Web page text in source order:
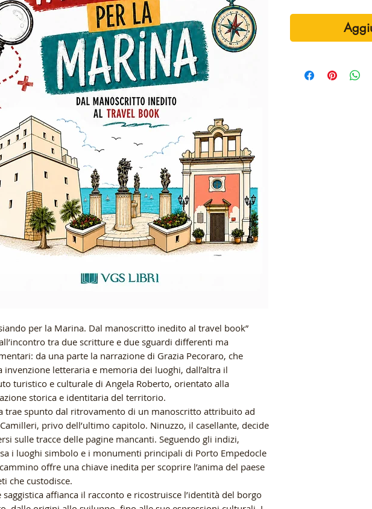
per la Marina. Dal manoscritto inedito al travel book”
tra due scritture e due sguardi differenti ma
da una parte la narrazione di Grazia Pecoraro, che
invenzione letteraria e memoria dei luoghi, dall’altra il
turistico e culturale di Angela Roberto, orientato alla
storica e identitaria del territorio.
trae spunto dal ritrovamento di un manoscritto attribuito ad
privo dell’ultimo capitolo. Ninuzzo, il casellante, decide
sulle tracce delle pagine mancanti. Seguendo gli indizi,
i luoghi simbolo e i monumenti principali di Porto Empedocle
offre una chiave inedita per scoprire l’anima del paese
che custodisce.
saggistica affianca il racconto e ricostruisce l’identità del borgo